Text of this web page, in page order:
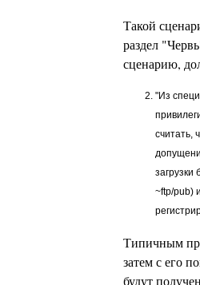
Такой
раздел
сценарию,
"Из
считать,
загрузки
~ftp/pub)
Типичным
затем с его
будут